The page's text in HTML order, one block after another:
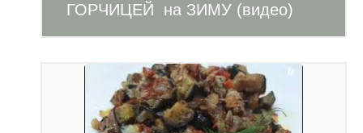
ГОРЧИЦЕЙ на ЗИМУ (видео)